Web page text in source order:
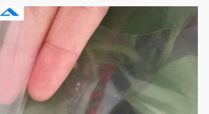
transparent, blanc, noir et blanc, etc.
7-10days
T/T, L/C, union occidentale, carte de
crédit